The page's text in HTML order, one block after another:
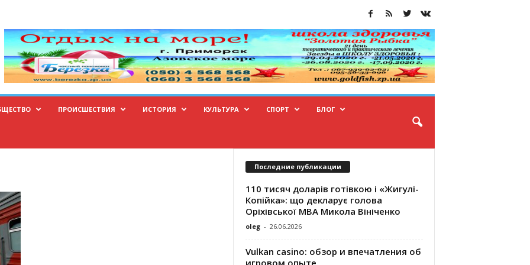
ПРОИСШЕСТВИЯ ИСТОРИЯ КУЛЬТУРА СПОРТ БЛОГ
Последние публикации
110 тисяч доларів готівкою і «Жигулі-
Копійка»: що декларує голова
Оріхівської МВА Микола Вініченко
oleg - 26.06.2026
Vulkan casino: обзор и впечатления об
игровом опыте